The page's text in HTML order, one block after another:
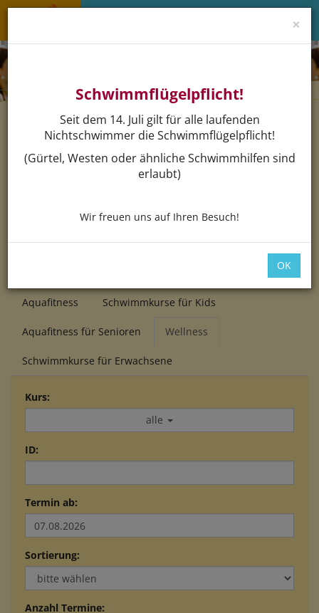
Buchen
Aquafitness Schwimmkurse für Kids
Aquafitness für Senioren Wellness
Schwimmkurse für Erwachsene
Kurs:
alle
ID:
Termin ab:
Sortierung:
Anzahl Termine:
×
Schwimmflügelpflicht!
Seit dem 14. Juli gilt für alle laufenden
Nichtschwimmer die Schwimmflügelpflicht!
(Gürtel, Westen oder ähnliche Schwimmhilfen sind
erlaubt)
Wir freuen uns auf Ihren Besuch!
OK